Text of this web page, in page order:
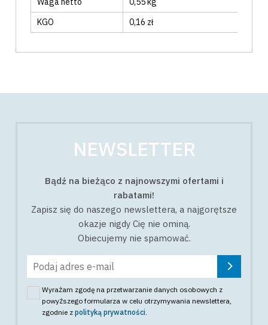
KGO
0,16 zł
NEWSLETTER
Bądź na bieżąco z najnowszymi ofertami i
rabatami!
Zapisz się do naszego newslettera, a najgorętsze
okazje nigdy Cię nie ominą.
Obiecujemy nie spamować.
Wyrażam zgodę na przetwarzanie danych osobowych z
powyższego formularza w celu otrzymywania newslettera
zgodnie z polityką prywatności